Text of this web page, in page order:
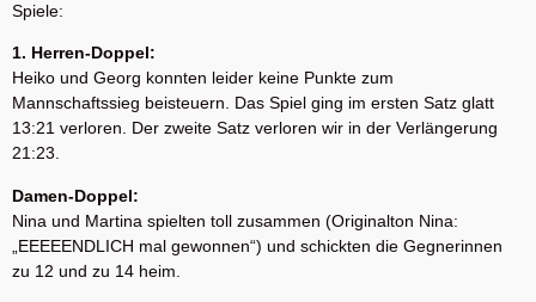
Spiele:
1. Herren-Doppel:
Heiko und Georg konnten leider keine Punkte zum
Mannschaftssieg beisteuern. Das Spiel ging im ersten Satz glatt
13:21 verloren. Der zweite Satz verloren wir in der Verlängerung
21:23.
Damen-Doppel:
Nina und Martina spielten toll zusammen (Originalton Nina:
„EEEEENDLICH mal gewonnen“) und schickten die Gegnerinnen
zu 12 und zu 14 heim.